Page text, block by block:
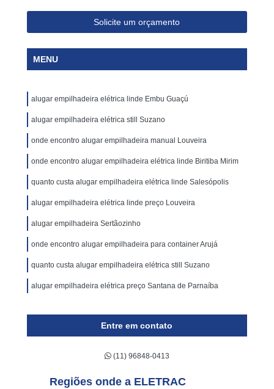
Solicite um orçamento
MENU
alugar empilhadeira elétrica linde Embu Guaçú
alugar empilhadeira elétrica still Suzano
onde encontro alugar empilhadeira manual Louveira
onde encontro alugar empilhadeira elétrica linde Biritiba Mirim
quanto custa alugar empilhadeira elétrica linde Salesópolis
alugar empilhadeira elétrica linde preço Louveira
alugar empilhadeira Sertãozinho
onde encontro alugar empilhadeira para container Arujá
quanto custa alugar empilhadeira elétrica still Suzano
alugar empilhadeira elétrica preço Santana de Parnaíba
Entre em contato
(11) 96848-0413
Regiões onde a ELETRAC